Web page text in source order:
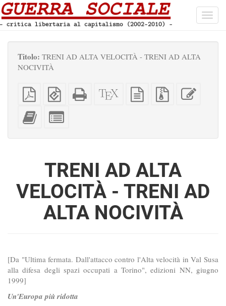
Titolo: TRENI AD ALTA VELOCITÀ - TRENI AD ALTA
NOCIVITÀ
PDF
semplice
EPUB
(per
HTML
completo
Sorgenti
XeLaTeX
sorgente
File
sorgenti
Aggiungi
questo
all'impaginatore
per
TRENI AD ALTA
VELOCITÀ - TRENI AD
ALTA NOCIVITÀ
[Da "Ultima fermata. Dall'attacco contro l'Alta velocità in Val Susa
alla difesa degli spazi occupati a Torino", edizioni NN, giugno
1999]
Un'Europa più ridotta